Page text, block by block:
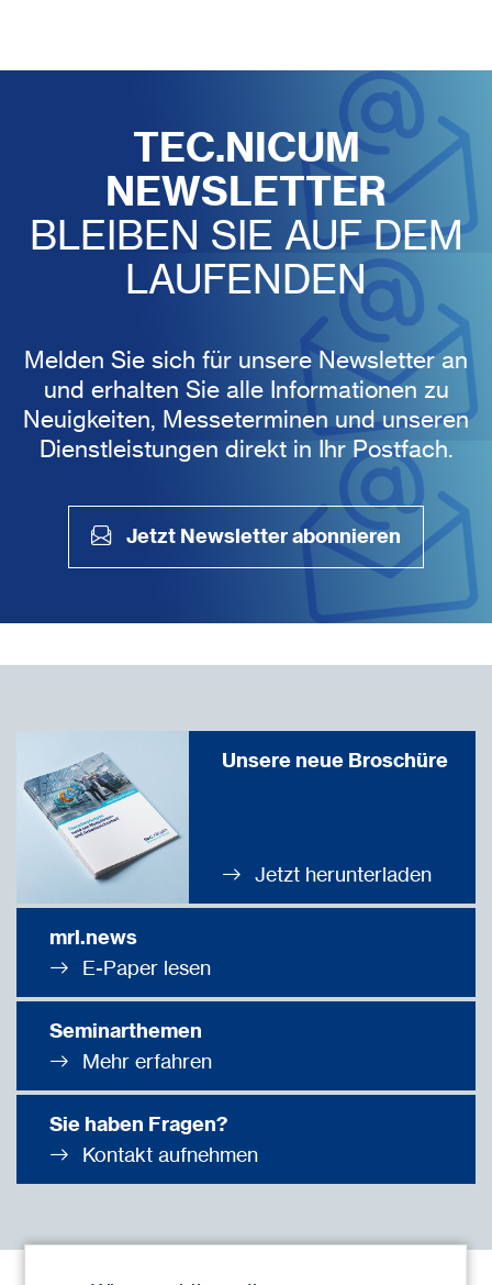
TEC.NICUM
NEWSLETTER
BLEIBEN SIE AUF DEM
LAUFENDEN
Melden Sie sich für unsere Newsletter an
und erhalten Sie alle Informationen zu
Neuigkeiten, Messeterminen und unseren
Dienstleistungen direkt in Ihr Postfach.
Jetzt Newsletter abonnieren
Unsere neue Broschüre
Jetzt herunterladen
mrl.news
E-Paper lesen
Seminarthemen
Mehr erfahren
Sie haben Fragen?
Kontakt aufnehmen